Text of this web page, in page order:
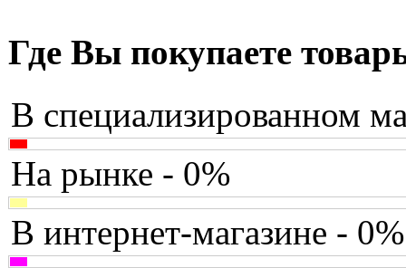
Asus(252)
Barnes&noble
Brain(36)
Brava(5)
Canyon(1)
Cbr(1)
Где Вы покупаете
В специализированном
На рынке - 0%
В интернет-магазине - 0%